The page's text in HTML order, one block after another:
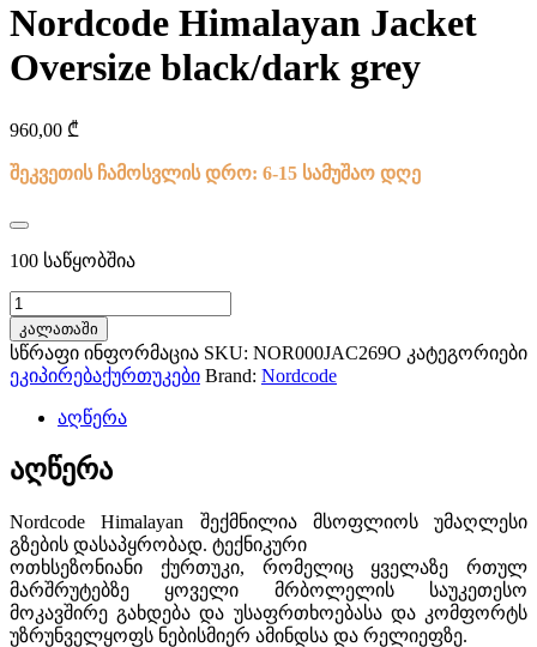
Nordcode Himalayan Jacket
Oversize black/dark grey
960,00 ₾
შეკვეთის ჩამოსვლის დრო: 6-15 სამუშაო დღე
100 საწყობშია
Nordcode
Himalayan
Jacket
Oversize
black/dark
რაოდენობა
კალათაში
სწრაფი ინფორმაცია SKU: NOR000JAC269O კატეგორიები
ეკიპირებაქურთუკები Brand: Nordcode
აღწერა
აღწერა
Nordcode Himalayan შექმნილია მსოფლიოს უმაღლესი
გზების დასაპყრობად. ტექნიკური
ოთხსეზონიანი ქურთუკი, რომელიც ყველაზე რთულ
მარშრუტებზე ყოველი მრბოლელის საუკეთესო
მოკავშირე გახდება და უსაფრთხოებასა და კომფორტს
უზრუნველყოფს ნებისმიერ ამინდსა და რელიეფზე.